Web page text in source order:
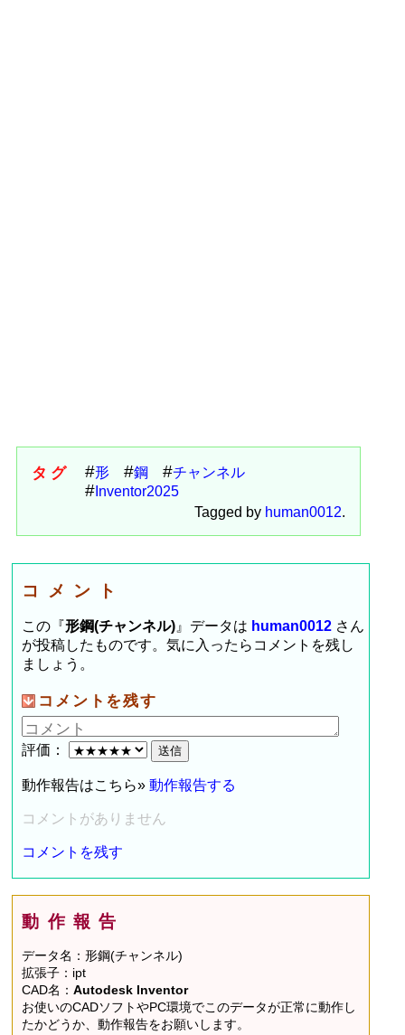
タグ 形 鋼
チャンネル
Inventor2025
Tagged by human0012.
コメント
この『形鋼(チャンネル) 』データは human0012 さん
が投稿したものです。気に入ったらコメントを残し
ましょう。
コメントを残す
評価：
動作報告はこちら»動作報告する
コメントがありません
コメントを残す
動作報告
データ名：形鋼(チャンネル)
拡張子：ipt
CAD名：Autodesk Inventor
お使いのCADソフトやPC環境でこのデータが正常に動作し
たかどうか、動作報告をお願いします。